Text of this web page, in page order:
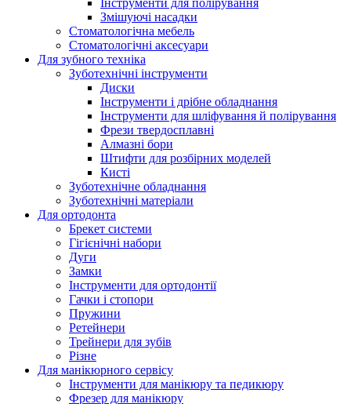
Інструменти для полірування
Змішуючі насадки
Стоматологічна мебель
Стоматологічні аксесуари
Для зубного техніка
Зуботехнічні інструменти
Диски
Інструменти і дрібне обладнання
Інструменти для шліфування й полірування
Фрези твердосплавні
Алмазні бори
Штифти для розбірних моделей
Кисті
Зуботехнічне обладнання
Зуботехнічні матеріали
Для ортодонта
Брекет системи
Гігієнічні набори
Дуги
Замки
Інструменти для ортодонтії
Гачки і стопори
Пружини
Ретейнери
Трейнери для зубів
Різне
Для манікюрного сервісу
Інструменти для манікюру та педикюру
Фрезер для манікюру